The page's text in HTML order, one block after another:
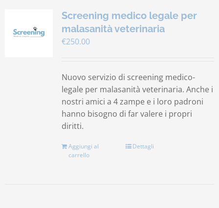
Screening medico legale per
malasanità veterinaria
€250.00
Nuovo servizio di screening medico-
legale per malasanità veterinaria. Anche i
nostri amici a 4 zampe e i loro padroni
hanno bisogno di far valere i propri
diritti.
Aggiungi al
carrello
Dettagli